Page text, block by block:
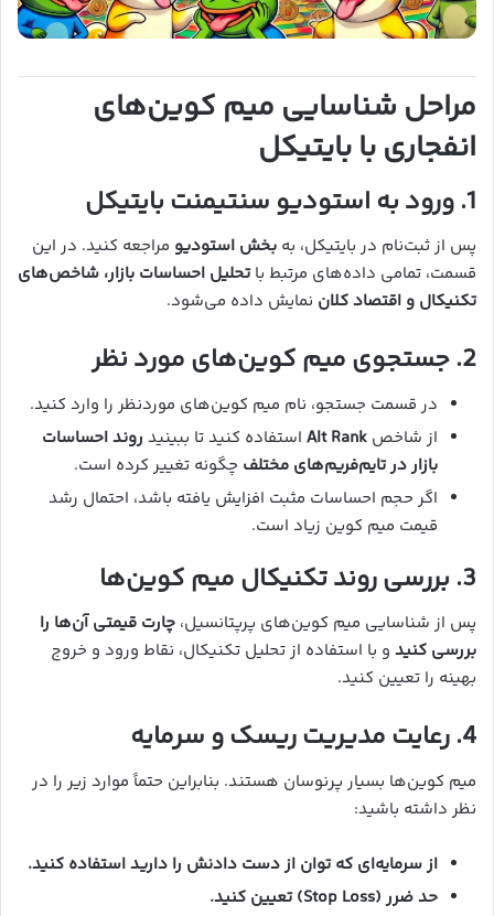
مراحل شناسایی میم کوین‌های
انفجاری با بایتیکل
1. ورود به استودیو سنتیمنت بایتیکل
پس از ثبت‌نام در بایتیکل، به بخش استودیو مراجعه کنید. در این
قسمت، تمامی داده‌های مرتبط با تحلیل احساسات بازار، شاخص‌های
تکنیکال و اقتصاد کلان نمایش داده می‌شود.
2. جستجوی میم کوین‌های مورد نظر
در قسمت جستجو، نام میم کوین‌های موردنظر را وارد کنید.
از شاخص Alt Rank استفاده کنید تا ببینید روند احساسات
بازار در تایم‌فریم‌های مختلف چگونه تغییر کرده است.
اگر حجم احساسات مثبت افزایش یافته باشد، احتمال رشد
قیمت میم کوین زیاد است.
3. بررسی روند تکنیکال میم کوین‌ها
پس از شناسایی میم کوین‌های پرپتانسیل، چارت قیمتی آن‌ها را
بررسی کنید و با استفاده از تحلیل تکنیکال، نقاط ورود و خروج
بهینه را تعیین کنید.
4. رعایت مدیریت ریسک و سرمایه
میم کوین‌ها بسیار پرنوسان هستند. بنابراین حتماً موارد زیر را در
نظر داشته باشید:
از سرمایه‌ای که توان از دست دادنش را دارید استفاده کنید.
حد ضرر (Stop Loss) تعیین کنید.